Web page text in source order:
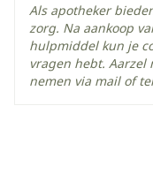
Als apotheker
zorg. Na aankoop
hulpmiddel kun je
vragen hebt. Aarzel
nemen via mail of